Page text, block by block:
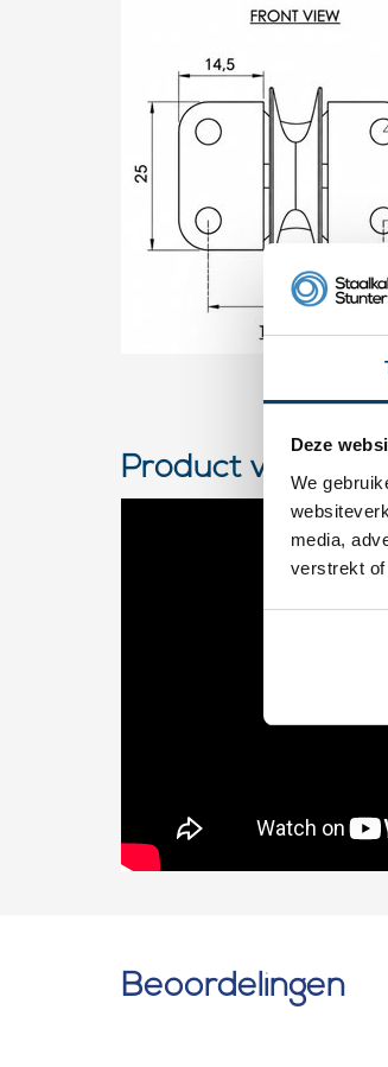
Deze
We
media,
verstrekt
Product video
Beoordelingen